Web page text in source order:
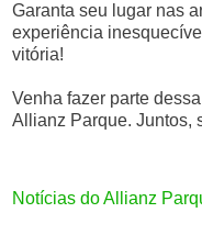
Garanta seu lugar nas
experiência
vitória!
Venha fazer parte
Allianz Parque. Juntos,
Notícias do Allianz